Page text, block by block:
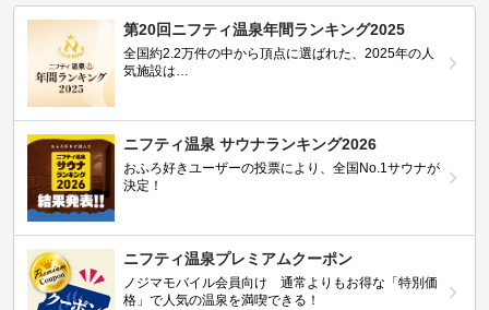
第20回ニフティ温泉年間ランキング2025
全国約2.2万件の中から頂点に選ばれた、2025年の人
気施設は…
ニフティ温泉 サウナランキング2026
おふろ好きユーザーの投票により、全国No.1サウナが
決定！
ニフティ温泉プレミアムクーポン
ノジマモバイル会員向け 通常よりもお得な「特別価
格」で人気の温泉を満喫できる！